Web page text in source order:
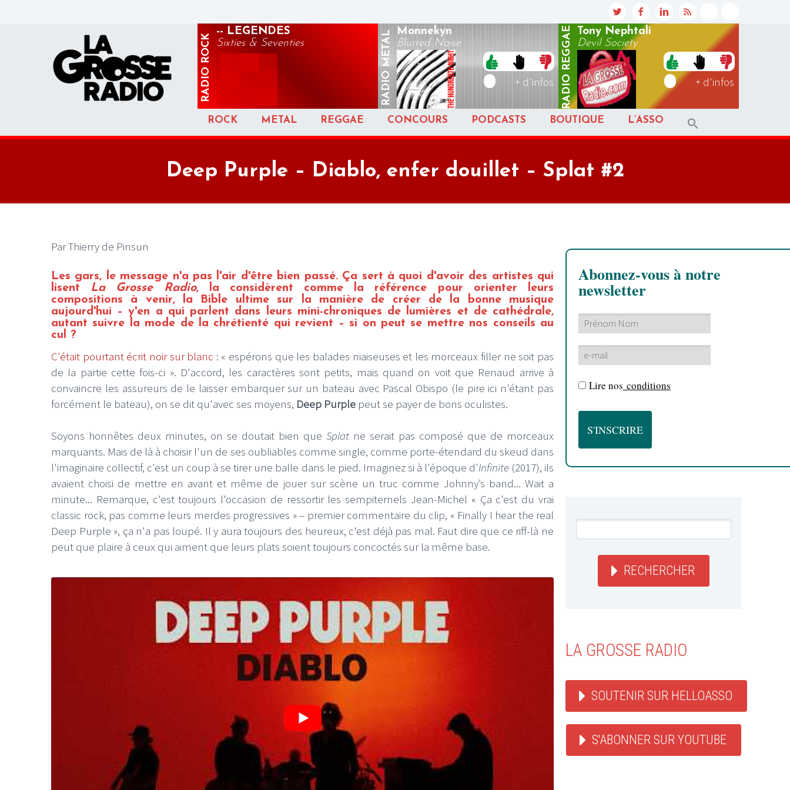
RADIO
ROCK
-- LEGENDES
Sixties & Seventies
RADIO
METAL Monnekyn
Blurred Noise
+ d'infos RADIO
REGGAE
Tony Nephtali
Devil Society
+ d'infos
ROCK METAL REGGAE CONCOURS PODCASTS BOUTIQUE L’ASSO
Deep Purple – Diablo, enfer douillet – Splat #2
Par Thierry de Pinsun
Les gars, le message n'a pas l'air d'être bien passé. Ça sert à quoi d'avoir des artistes qui
lisent La Grosse Radio, la considèrent comme la référence pour orienter leurs
compositions à venir, la Bible ultime sur la manière de créer de la bonne musique
aujourd'hui – y'en a qui parlent dans leurs mini-chroniques de lumières et de cathédrale,
autant suivre la mode de la chrétienté qui revient – si on peut se mettre nos conseils au
cul ?
C'était pourtant écrit noir sur blanc : « espérons que les balades niaiseuses et les morceaux filler ne soit pas
de la partie cette fois-ci ». D'accord, les caractères sont petits, mais quand on voit que Renaud arrive à
convaincre les assureurs de le laisser embarquer sur un bateau avec Pascal Obispo (le pire ici n'étant pas
forcément le bateau), on se dit qu'avec ses moyens, Deep Purple peut se payer de bons oculistes.
Soyons honnêtes deux minutes, on se doutait bien que Splat ne serait pas composé que de morceaux
marquants. Mais de là à choisir l'un de ses oubliables comme single, comme porte-étendard du skeud dans
l'imaginaire collectif, c'est un coup à se tirer une balle dans le pied. Imaginez si à l'époque d'Infinite(2017), ils
avaient choisi de mettre en avant et même de jouer sur scène un truc comme Johnny’s band... Wait a
minute... Remarque, c'est toujours l'occasion de ressortir les sempiternels Jean-Michel « Ça c'est du vrai
classic rock, pas comme leurs merdes progressives » – premier commentaire du clip, « Finally I hear the real
Deep Purple », ça n'a pas loupé. Il y aura toujours des heureux, c'est déjà pas mal. Faut dire que ce riff-là ne
peut que plaire à ceux qui aiment que leurs plats soient toujours concoctés sur la même base.
Abonnez-vous à notre
newsletter
Lire nos conditions
RECHERCHER
LA GROSSE RADIO
SOUTENIR SUR HELLOASSO
S'ABONNER SUR YOUTUBE